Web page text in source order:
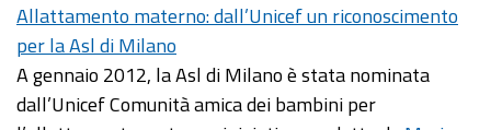
Allattamento materno: dall’Unicef un riconoscimento
per la Asl di Milano
A gennaio 2012, la Asl di Milano è stata nominata
dall’Unicef Comunità amica dei bambini per